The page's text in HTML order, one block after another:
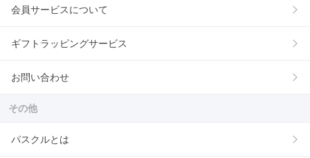
会員サービスについて
ギフトラッピングサービス
お問い合わせ
その他
パスクルとは